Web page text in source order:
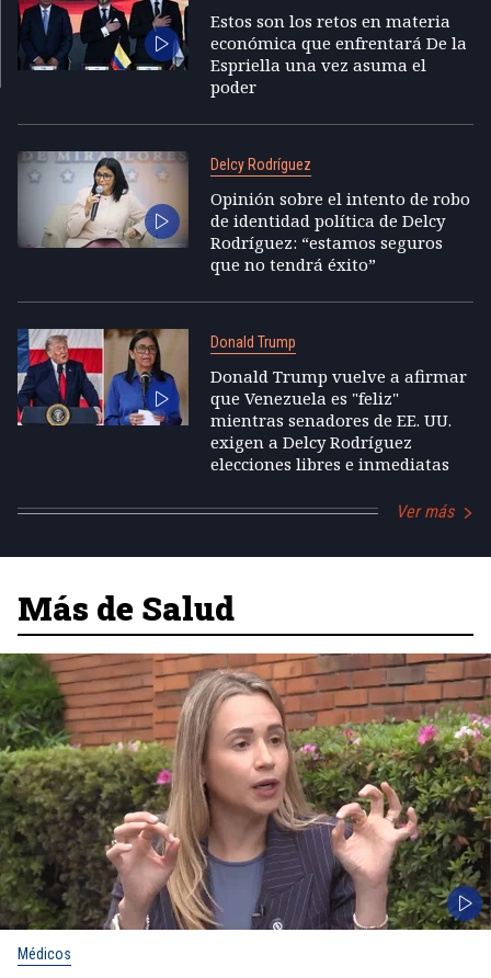
Estos son los retos en materia
económica que enfrentará De la
Espriella una vez asuma el
poder
Delcy Rodríguez
Opinión sobre el intento de robo
de identidad política de Delcy
Rodríguez: “estamos seguros
que no tendrá éxito”
Donald Trump
Donald Trump vuelve a afirmar
que Venezuela es "feliz"
mientras senadores de EE. UU.
exigen a Delcy Rodríguez
elecciones libres e inmediatas
Ver más
Más de Salud
Médicos